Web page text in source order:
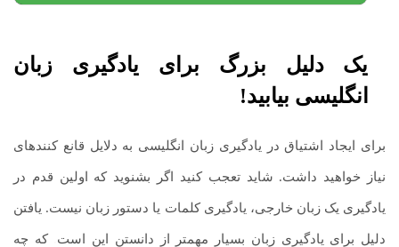
یک دلیل بزرگ برای یادگیری زبان
انگلیسی بیابید!
برای ایجاد اشتیاق در یادگیری زبان انگلیسی به دلایل قانع کننده­ای
نیاز خواهید داشت. شاید تعجب کنید اگر بشنوید که اولین قدم در
یادگیری یک زبان خارجی، یادگیری کلمات یا دستور زبان نیست. یافتن
دلیل برای یادگیری زبان بسیار مهم­تر از دانستن این است که چه